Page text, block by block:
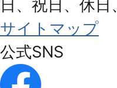
日、祝日、休日
サイトマップ
公式SNS